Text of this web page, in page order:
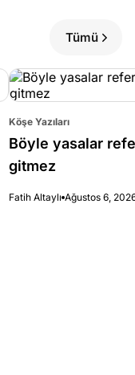
Tümü
Köşe Yazıları
Böyle yasalar
gitmez
Fatih Altaylı Ağustos 6,